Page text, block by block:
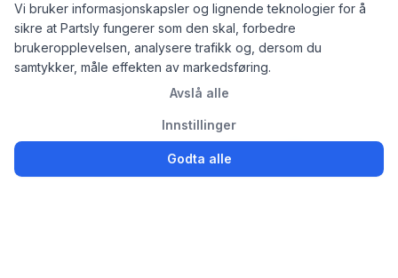
Vi bruker informasjonskapsler og lignende teknologier for å
sikre at Partsly fungerer som den skal, forbedre
brukeropplevelsen, analysere trafikk og, dersom du
samtykker, måle effekten av markedsføring.
Avslå alle
Innstillinger
Godta alle